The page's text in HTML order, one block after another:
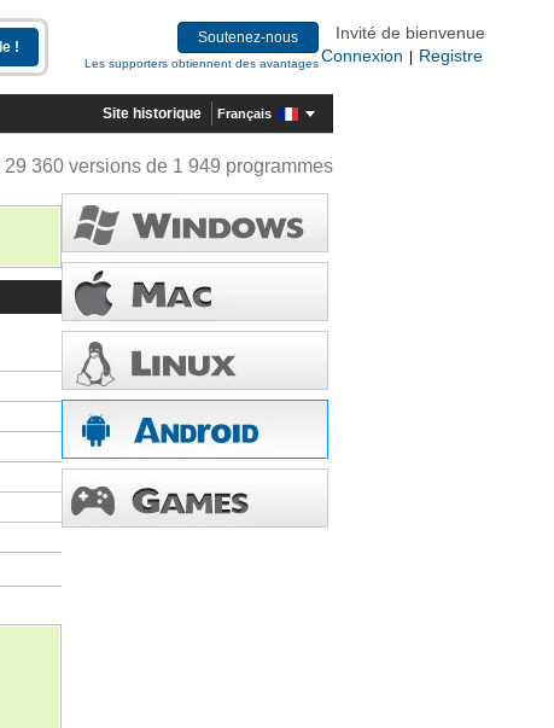
Soutenez-nous
Les supporters obtiennent des avantages
Invité de bienvenue
Connexion
Registre
Site historique Français
29 360 versions de 1 949 programmes